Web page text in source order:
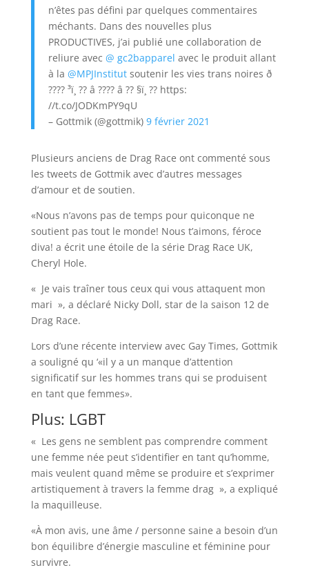
n’êtes pas défini par quelques commentaires
méchants. Dans des nouvelles plus
PRODUCTIVES, j’ai publié une collaboration de
reliure avec @ gc2bapparel avec le produit allant
à la @MPJInstitutsoutenir les vies trans noires ð
???? ³ï¸ ?? â ???? â ?? §ï¸ ?? https:
//t.co/JODKmPY9qU
– Gottmik (@gottmik) 9 février 2021
Plusieurs anciens de Drag Race ont commenté sous
les tweets de Gottmik avec d’autres messages
d’amour et de soutien.
«Nous n’avons pas de temps pour quiconque ne
soutient pas tout le monde! Nous t’aimons, féroce
diva! a écrit une étoile de la série Drag Race UK,
Cheryl Hole.
« Je vais traîner tous ceux qui vous attaquent mon
mari », a déclaré Nicky Doll, star de la saison 12 de
Drag Race.
Lors d’une récente interview avec Gay Times, Gottmik
a souligné qu ‘«il y a un manque d’attention
significatif sur les hommes trans qui se produisent
en tant que femmes».
Plus: LGBT
« Les gens ne semblent pas comprendre comment
une femme née peut s’identifier en tant qu’homme,
mais veulent quand même se produire et s’exprimer
artistiquement à travers la femme drag », a expliqué
la maquilleuse.
«À mon avis, une âme / personne saine a besoin d’un
bon équilibre d’énergie masculine et féminine pour
survivre.